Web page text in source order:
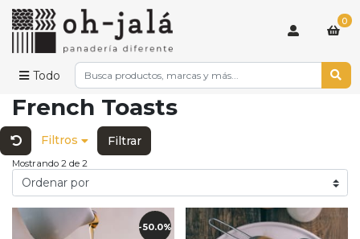
Todo
0
French Toasts
Filtros Filtrar
Mostrando 2 de 2
-50.0%